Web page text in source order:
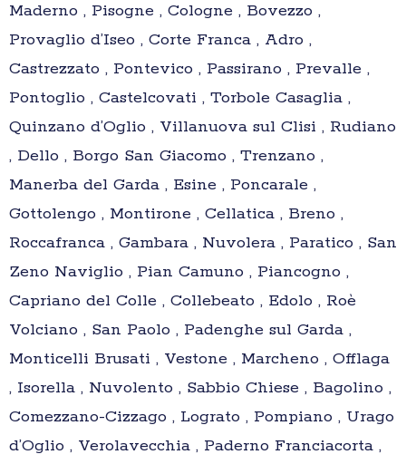
Maderno , Pisogne , Cologne , Bovezzo ,
Provaglio d’Iseo , Corte Franca , Adro ,
Castrezzato , Pontevico , Passirano , Prevalle ,
Pontoglio , Castelcovati , Torbole Casaglia ,
Quinzano d’Oglio , Villanuova sul Clisi , Rudiano
, Dello , Borgo San Giacomo , Trenzano ,
Manerba del Garda , Esine , Poncarale ,
Gottolengo , Montirone , Cellatica , Breno ,
Roccafranca , Gambara , Nuvolera , Paratico , San
Zeno Naviglio , Pian Camuno , Piancogno ,
Capriano del Colle , Collebeato , Edolo , Roè
Volciano , San Paolo , Padenghe sul Garda ,
Monticelli Brusati , Vestone , Marcheno , Offlaga
, Isorella , Nuvolento , Sabbio Chiese , Bagolino ,
Comezzano-Cizzago , Lograto , Pompiano , Urago
d’Oglio , Verolavecchia , Paderno Franciacorta ,